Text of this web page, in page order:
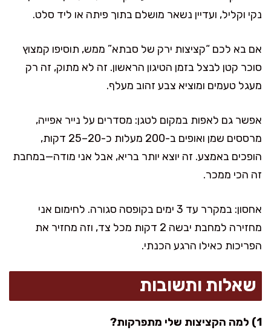
נקי וקליל, ועדיין נשאר מושלם בתוך פיתה או ליד סלט.
אם בא לכם “קציצות ירק של סבתא” ממש, תוסיפו קמצוץ
סוכר קטן לבצל בזמן הטיגון הראשון. זה לא מתוק, זה רק
מעגל טעמים ומוציא צבע זהוב מעלף.
אפשר גם לאפות במקום לטגן: מסדרים על נייר אפייה,
מרססים שמן ואופים ב-200 מעלות כ-20–25 דקות,
הופכים באמצע. זה יוצא יותר בריא, אבל אני מודה—במחבת
זה הכי ממכר.
אחסון: במקרר עד 3 ימים בקופסה סגורה. לחימום אני
מחזירה למחבת יבשה 2 דקות מכל צד, וזה מחזיר את
הפריכות כאילו הרגע הכנתי.
שאלות ותשובות
1) למה הקציצות שלי מתפרקות?